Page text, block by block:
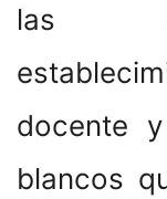
las
docente
blancos